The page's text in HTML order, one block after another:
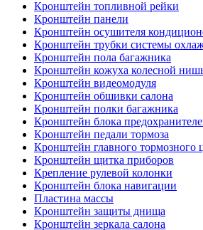
Кронштейн топливной рейки
Кронштейн панели
Кронштейн осушителя
Кронштейн трубки системы
Кронштейн пола багажника
Кронштейн кожуха колесной
Кронштейн видеомодуля
Кронштейн обшивки салона
Кронштейн полки багажника
Кронштейн блока
Кронштейн педали тормоза
Кронштейн главного тормозного
Кронштейн щитка приборов
Крепление рулевой колонки
Кронштейн блока навигации
Пластина массы
Кронштейн защиты днища
Кронштейн зеркала салона